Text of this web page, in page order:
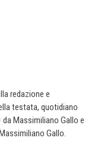
redazione e
testata, quotidiano
Massimiliano Gallo e
Gallo.